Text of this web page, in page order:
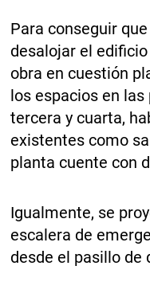
Para conseguir
desalojar el
obra en cuestión
los espacios en
tercera y cuarta,
existentes como
planta cuente con
Igualmente, se
escalera de
desde el pasillo de